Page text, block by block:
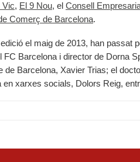
Vic, El 9 Nou, el Consell
Comerç de Barcelona.
el maig de 2013, han passat
Barcelona i director de Dorna
de Barcelona, Xavier Trias; el
xarxes socials, Dolors Reig,